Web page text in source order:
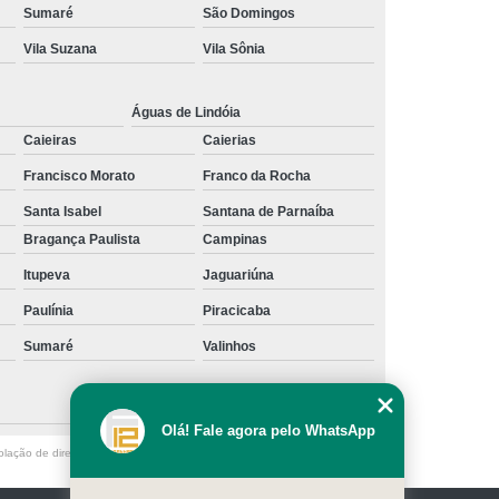
Limpeza de Terreno para Obra
Limpeza de Terreno Residencial
Hidrojateamento Limpeza Industrial
de Fachada de Prédio com Hidrojateamento
Limpeza de Hidrojateamento
Limpeza Fachada com Hidrojateamento
com Hidrojateamento
Limpeza Hidrojateamento
Manutenção Civil Predial
Manutenção de Fachadas Prediais
Manutenção Predial Condomínio
Manutenção Predial Fachada
Manutenção Predial Serviços
Sumaré São Domingos
Vila Suzana Vila Sônia
Águas de Lindóia
Caieiras Caierias
Francisco Morato Franco da Rocha
Santa Isabel
Santana de Parnaíba
Bragança Paulista Campinas
Itupeva Jaguariúna
Paulínia Piracicaba
Sumaré Valinhos
de direito autoral – artigo 184 do Código Penal –
Olá! Fale agora pelo WhatsApp